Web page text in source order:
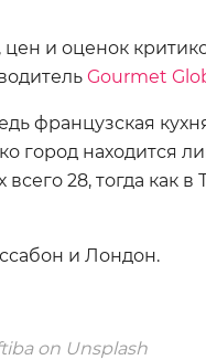
и оценок
Gourmet
французская
город находится
28, тогда как
и Лондон.
on Unsplash